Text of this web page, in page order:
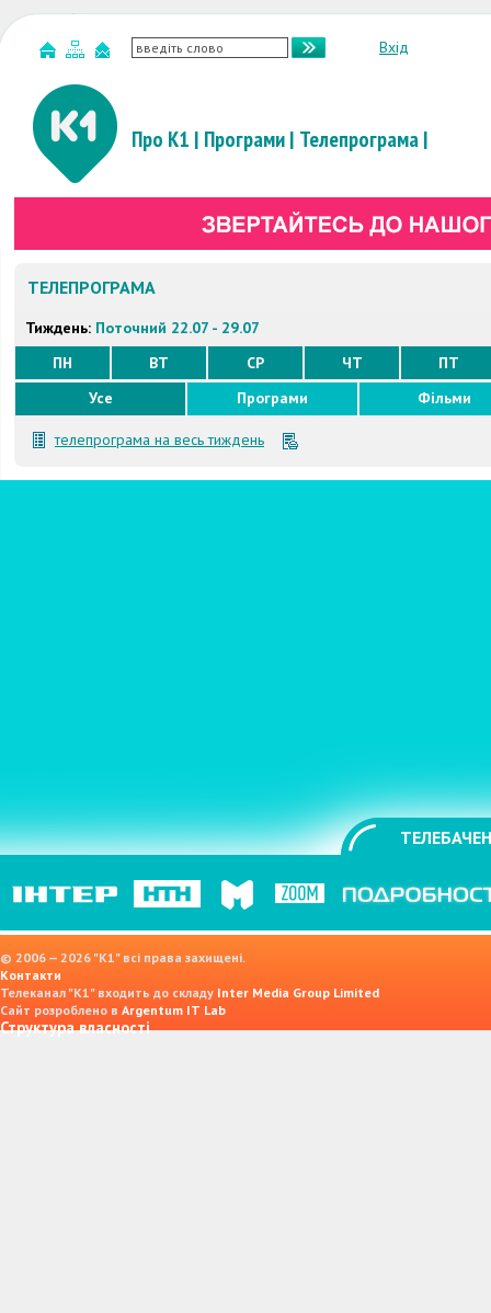
Вхід
Про К1 | Програми| Телепрограма|
ТЕЛЕПРОГРАМА
Тиждень: Поточний 22.07 - 29.07
ПН
ВТ СР ЧТ
ПТ
Усе
Програми Фільми
телепрограма на весь тиждень
© 2006 — 2026 "K1" всі права захищені.
Контакти
Телеканал "К1" входить до складу Inter Media Group Limited
Сайт розроблено в Argentum IT Lab
Структура власності